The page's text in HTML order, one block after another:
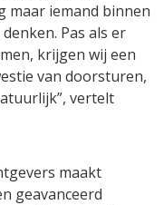
maar iemand binnen
Pas als er
krijgen wij een
van doorsturen,
vertelt
maakt
geavanceerd